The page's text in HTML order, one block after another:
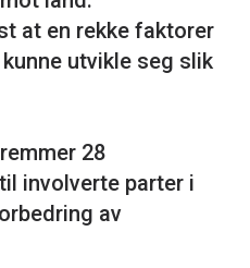
at en rekke faktorer
utvikle seg slik
28
involverte parter i
av